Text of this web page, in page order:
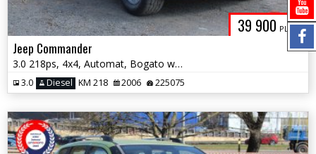
39 900 PLN
Jeep Commander
3.0 218ps, 4x4, Automat, Bogato wyposażony, 7 miejsc
3.0 Diesel KM 218 2006 225075